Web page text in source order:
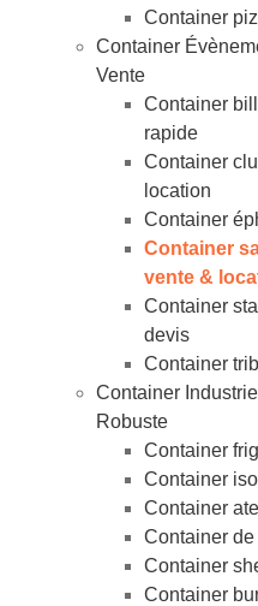
Container
Container
Vente
Container
rapide
Container
location
Container
Container
vente &
Container
devis
Container
Container
Robuste
Container
Container
Container
Container
Container
Container